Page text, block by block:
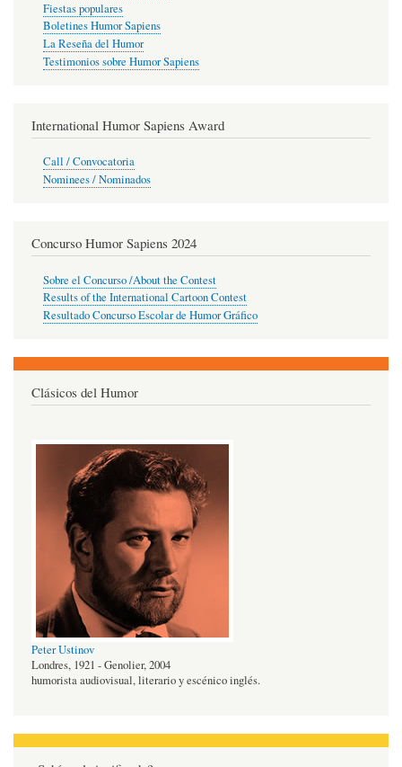
Fiestas populares
Boletines Humor Sapiens
La Reseña del Humor
Testimonios sobre Humor Sapiens
International Humor Sapiens Award
Call / Convocatoria
Nominees / Nominados
Concurso Humor Sapiens 2024
Sobre el Concurso /About the Contest
Results of the International Cartoon Contest
Resultado Concurso Escolar de Humor Gráfico
Clásicos del Humor
Peter Ustinov
Londres, 1921 - Genolier, 2004
humorista audiovisual, literario y escénico inglés.